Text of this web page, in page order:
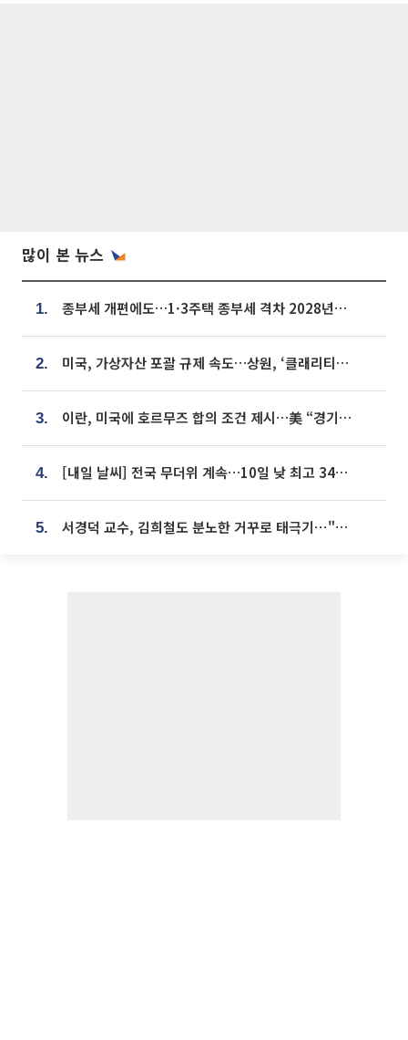
많이 본 뉴스
1. 종부세 개편에도…1·3주택 종부세 격차 2028년부터 확대
2. 미국, 가상자산 포괄 규제 속도…상원, ‘클래리티법’ 9월 절차투표 추진
3. 이란, 미국에 호르무즈 합의 조건 제시…美 “경기 아직 안 끝나” [종합]
4. [내일 날씨] 전국 무더위 계속…10일 낮 최고 34도 육박
5. 서경덕 교수, 김희철도 분노한 거꾸로 태극기⋯"엉터리는 아냐, 아쉬울 뿐"